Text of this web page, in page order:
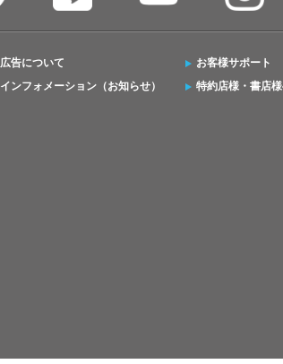
広告について
インフォメーション（お知らせ）
お客様サポート
特約店様・書店